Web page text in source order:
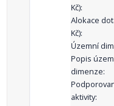
Kč):
Alokace
Kč):
Územní
Popis
dimenze:
aktivity: